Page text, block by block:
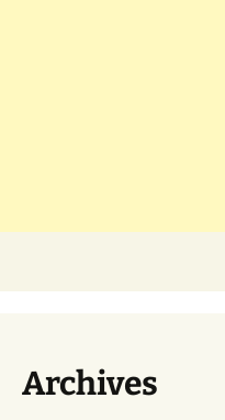
Archives